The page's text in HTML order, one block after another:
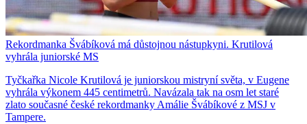
Rekordmanka Švábíková má důstojnou nástupkyni. Krutilová
vyhrála juniorské MS
Tyčkařka Nicole Krutilová je juniorskou mistryní světa, v Eugene
vyhrála výkonem 445 centimetrů. Navázala tak na osm let staré
zlato současné české rekordmanky Amálie Švábíkové z MSJ v
Tampere.